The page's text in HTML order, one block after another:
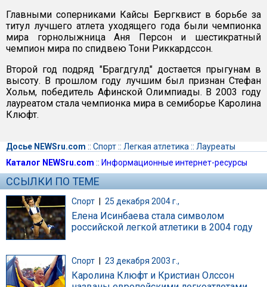
Главными соперниками Кайсы Бергквист в борьбе за
титул лучшего атлета уходящего года были чемпионка
мира горнолыжница Аня Персон и шестикратный
чемпион мира по спидвею Тони Риккардссон.
Второй год подряд "Брагдгулд" достается прыгунам в
высоту. В прошлом году лучшим был признан Стефан
Хольм, победитель Афинской Олимпиады. В 2003 году
лауреатом стала чемпионка мира в семиборье Каролина
Клюфт.
Досье NEWSru.com :: Спорт:: Легкая атлетика :: Лауреаты
Каталог NEWSru.com :: Информационные интернет-ресурсы
ССЫЛКИ ПО ТЕМЕ
Спорт | 25 декабря 2004 г.,
Елена Исинбаева стала символом
российской легкой атлетики в 2004 году
Спорт 23 декабря 2003 г.,
Каролина Клюфт и Кристиан Олссон